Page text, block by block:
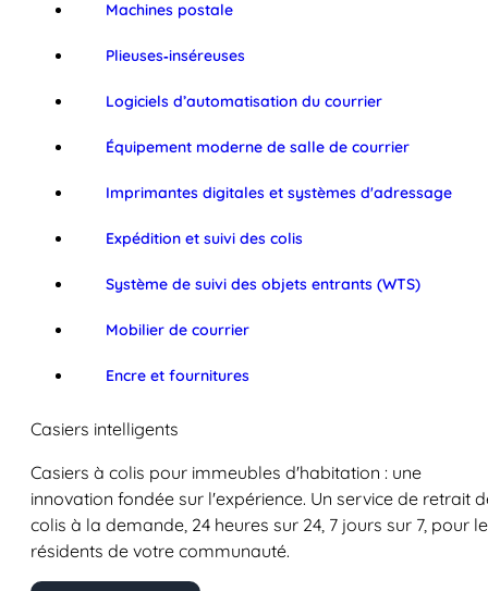
Machines postale
Plieuses‑inséreuses
Logiciels d’automatisation du courrier
Équipement moderne de salle de courrier
Imprimantes digitales et systèmes d'adressage
Expédition et suivi des colis
Système de suivi des objets entrants (WTS)
Mobilier de courrier
Encre et fournitures
Casiers intelligents
Casiers à colis pour immeubles d'habitation : une
innovation fondée sur l'expérience. Un service de retrait
colis à la demande, 24 heures sur 24, 7 jours sur 7, pour
résidents de votre communauté.